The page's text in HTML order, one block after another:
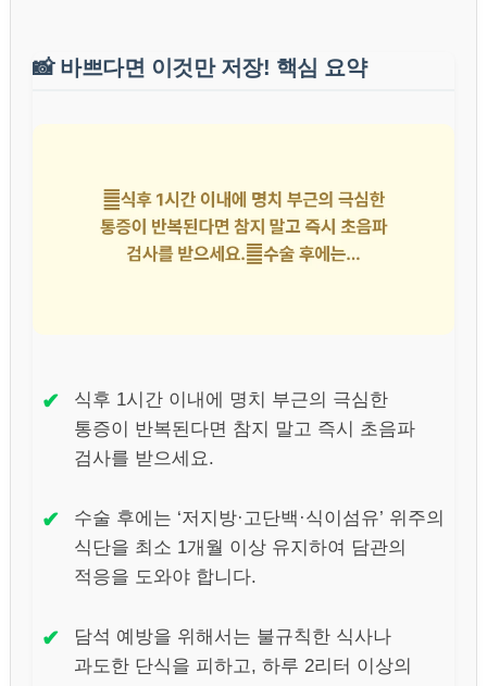
📸 바쁘다면 이것만 저장! 핵심 요약
✔
식후 1시간 이내에 명치 부근의 극심한
통증이 반복된다면 참지 말고 즉시 초음파
검사를 받으세요.
✔
수술 후에는 ‘저지방·고단백·식이섬유’ 위주의
식단을 최소 1개월 이상 유지하여 담관의
적응을 도와야 합니다.
✔
담석 예방을 위해서는 불규칙한 식사나
과도한 단식을 피하고, 하루 2리터 이상의